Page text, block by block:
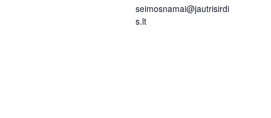
seimosnamai@jautrisirdi
s.lt